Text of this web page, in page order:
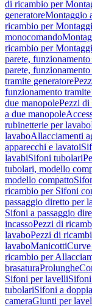
di ricambio per
generatoreMontaggio
ricambio per
monocomando
ricambio per
parete, funzionamento
parete, funzionamento
tramite generatore
funzionamento
due manopolePezzi di
a due manopole
rubinetterie per lavabo
lavaboAllacciamenti
apparecchi e lavatoi
lavabiSifoni tubolari
tubolari, modello
modello compatto
ricambio per Sifoni
passaggio diretto per
Sifoni a passaggio
incassoPezzi di
lavaboPezzi di
lavaboManicotti
ricambio per
brasaturaProlunghe
Sifoni per lavelli
tubolariSifoni a
cameraGiunti per